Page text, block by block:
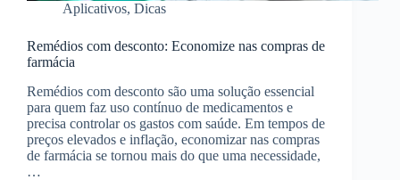
Aplicativos, Dicas
Remédios com desconto: Economize nas compras de
farmácia
Remédios com desconto são uma solução essencial
para quem faz uso contínuo de medicamentos e
precisa controlar os gastos com saúde. Em tempos de
preços elevados e inflação, economizar nas compras
de farmácia se tornou mais do que uma necessidade,
…